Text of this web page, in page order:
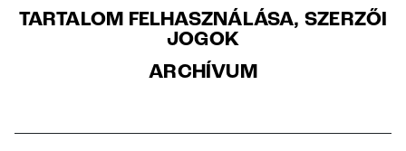
TARTALOM FELHASZNÁLÁSA, SZERZŐI
JOGOK
ARCHÍVUM